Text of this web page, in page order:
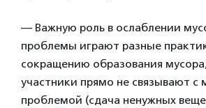
— Важную роль в ослаблении
проблемы играют разные
сокращению образования
участники прямо не связывают с
проблемой (сдача ненужных